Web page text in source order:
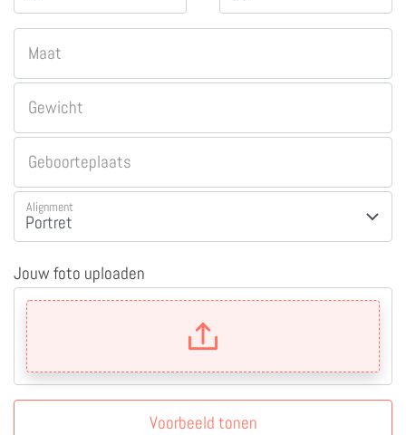
Maat
Gewicht
Geboorteplaats
Alignment
Jouw foto uploaden
Voorbeeld tonen